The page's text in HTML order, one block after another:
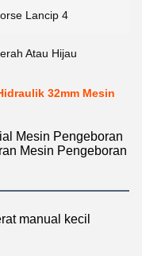
Lancip 4
Atau Hijau
32mm Mesin
Mesin Pengeboran
Mesin Pengeboran
manual kecil